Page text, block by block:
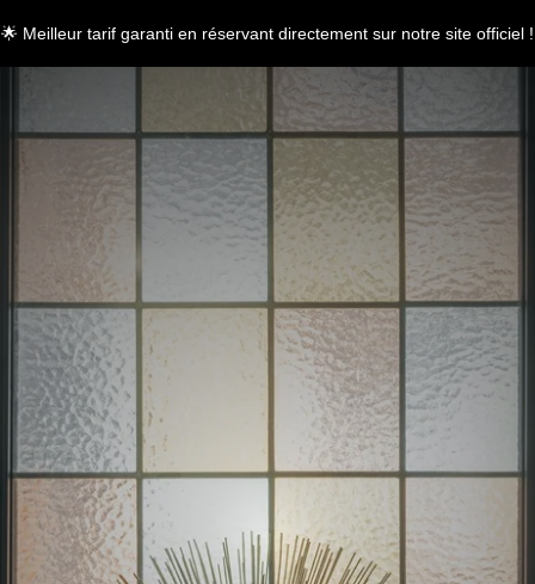
🌟 Meilleur tarif garanti en réservant directement sur notre site officiel !